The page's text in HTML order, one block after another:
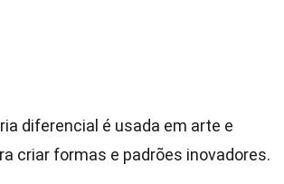
diferencial é usada em arte e
criar formas e padrões inovadores.